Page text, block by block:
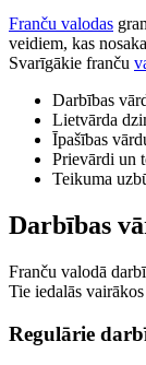
Franču valodas
veidiem, kas
Svarīgākie franču
Darbības
Lietvārda
Īpašības
Prievārdi un
Teikuma
Darbības
Franču valodā
Tie iedalās
Regulārie